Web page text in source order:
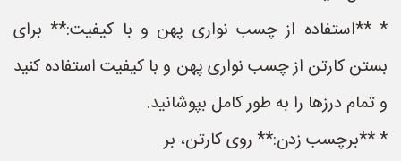
* **استفاده از چسب نواری پهن و با کیفیت:** برای
بستن کارتن از چسب نواری پهن و با کیفیت استفاده کنید
و تمام درزها را به طور کامل بپوشانید.
* **برچسب زدن:** روی کارتن، بر